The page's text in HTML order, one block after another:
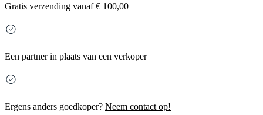
Gratis verzending vanaf € 100,00
Een partner in plaats van een verkoper
Ergens anders goedkoper? Neem contact op!